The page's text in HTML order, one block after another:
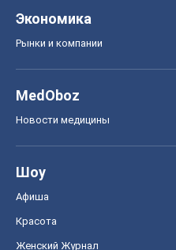
Экономика
Рынки и компании
MedOboz
Новости медицины
Шоу
Афиша
Красота
Женский Журнал